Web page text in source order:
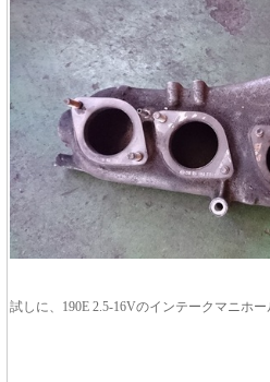
試しに、190E 2.5-16Vのインテークマニホ